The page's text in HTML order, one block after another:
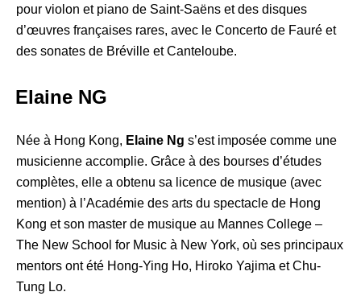
pour violon et piano de Saint-Saëns et des disques
d’œuvres françaises rares, avec le Concerto de Fauré et
des sonates de Bréville et Canteloube.
Elaine NG
Née à Hong Kong, Elaine Ng s’est imposée comme une
musicienne accomplie. Grâce à des bourses d’études
complètes, elle a obtenu sa licence de musique (avec
mention) à l’Académie des arts du spectacle de Hong
Kong et son master de musique au Mannes College –
The New School for Music à New York, où ses principaux
mentors ont été Hong-Ying Ho, Hiroko Yajima et Chu-
Tung Lo.